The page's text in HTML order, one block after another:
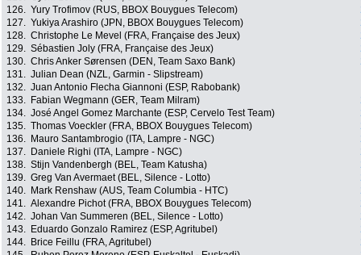
126. Yury Trofimov (RUS, BBOX Bouygues Telecom)
127. Yukiya Arashiro (JPN, BBOX Bouygues Telecom)
128. Christophe Le Mevel (FRA, Française des Jeux)
129. Sébastien Joly (FRA, Française des Jeux)
130. Chris Anker Sørensen (DEN, Team Saxo Bank)
131. Julian Dean (NZL, Garmin - Slipstream)
132. Juan Antonio Flecha Giannoni (ESP, Rabobank)
133.
Fabian Wegmann (GER, Team Milram)
134. José Angel Gomez Marchante (ESP, Cervelo Test Team)
135. Thomas Voeckler (FRA, BBOX Bouygues Telecom)
136.
Mauro Santambrogio (ITA, Lampre - NGC)
137.
Daniele Righi (ITA, Lampre - NGC)
138. Stijn Vandenbergh (BEL, Team Katusha)
139. Greg Van Avermaet (BEL, Silence - Lotto)
140.
Mark Renshaw (AUS, Team Columbia - HTC)
141. Alexandre Pichot (FRA, BBOX Bouygues Telecom)
142. Johan Van Summeren (BEL, Silence - Lotto)
143.
Eduardo Gonzalo Ramirez (ESP, Agritubel)
144.
Brice Feillu (FRA, Agritubel)